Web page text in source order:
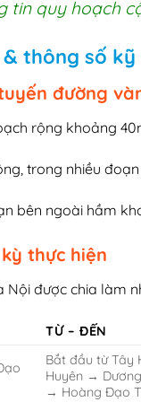
tin quy hoạch
thông số
đường
rộng khoảng
trong nhiều
bên ngoài hầm
thực hiện
Nội được chia làm
TỪ – ĐẾN
Bắt đầu từ Tây
Huyên →
→ Hoàng Đạo